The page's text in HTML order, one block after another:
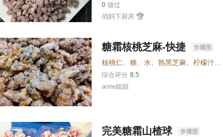
0 做过
俏妈下厨房
糖霜核桃芝麻-快捷
核桃仁 糖 水 熟黑芝麻 柠檬汁或白醋
综合评分 8.5
anne姐姐
完美糖霜山楂球